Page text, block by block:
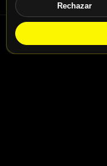
Rechazar